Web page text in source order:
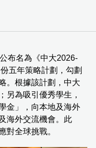
布名為《中大2026-
五年策略計劃，勾劃
。根據該計劃，中大
另為吸引優秀學生，
金」，向本地及海外
海外交流機會。此
對全球挑戰。